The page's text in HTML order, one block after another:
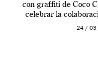
con graffiti de Coco
celebrar la
24 /